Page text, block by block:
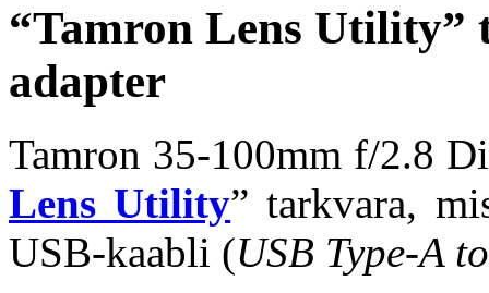
“Tamron Lens
adapter
Tamron 35-100mm f/2.8
Lens Utility” tarkvara,
USB-kaabli (USB Type-A